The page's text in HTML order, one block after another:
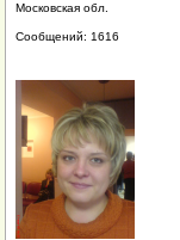
Московская обл.
Сообщений: 1616